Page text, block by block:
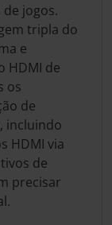
jogos.
tripla do
e
HDMI de
os
de
incluindo
HDMI via
de
precisar